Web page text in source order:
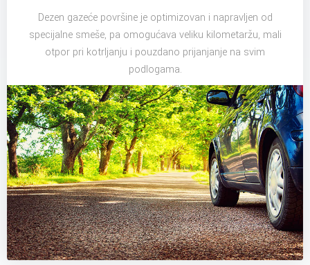
Dezen gazeće površine je optimizovan i napravljen od
specijalne smeše, pa omogućava veliku kilometaržu, mali
otpor pri kotrljanju i pouzdano prijanjanje na svim
podlogama.